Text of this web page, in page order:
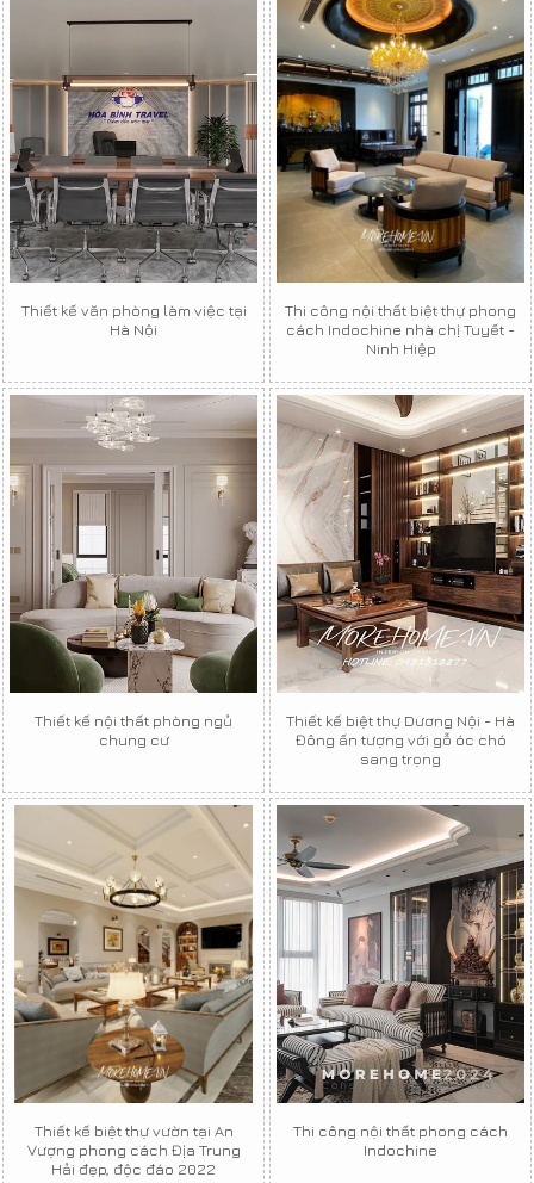
Thiết kế văn phòng làm việc tại
Hà Nội
Thi công nội thất biệt thự phong
cách Indochine nhà chị Tuyết -
Ninh Hiệp
Thiết kế nội thất phòng ngủ
chung cư
Thiết kế biệt thự Dương Nội - Hà
Đông ấn tượng với gỗ óc chó
sang trọng
Thiết kế biệt thự vườn tại An
Vượng phong cách Địa Trung
Hải đẹp, độc đáo 2022
Thi công nội thất phong cách
Indochine